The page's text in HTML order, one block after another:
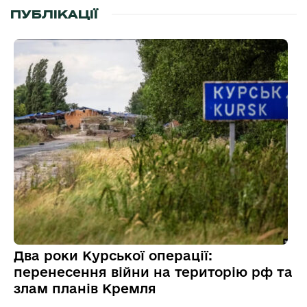
ПУБЛІКАЦІЇ
Два роки Курської операції:
перенесення війни на територію рф та
злам планів Кремля